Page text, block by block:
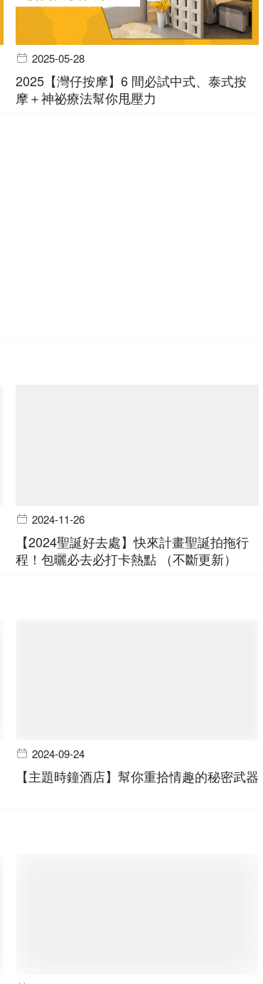
2025-05-28
2025【灣仔按摩】6 間必試中式、泰式按
摩＋神祕療法幫你甩壓力
2024-11-26
【2024聖誕好去處】快來計畫聖誕拍拖行
程！包曬必去必打卡熱點 （不斷更新）
2024-09-24
【主題時鐘酒店】幫你重拾情趣的秘密武器